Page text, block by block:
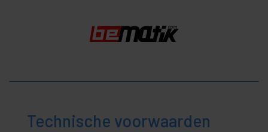
Technische voorwaarden